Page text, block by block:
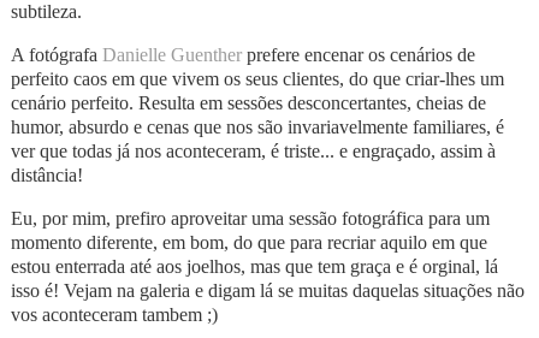
subtileza.
A fotógrafa Danielle Guentherprefere encenar os cenários de
perfeito caos em que vivem os seus clientes, do que criar-lhes um
cenário perfeito. Resulta em sessões desconcertantes, cheias de
humor, absurdo e cenas que nos são invariavelmente familiares, é
ver que todas já nos aconteceram, é triste... e engraçado, assim à
distância!
Eu, por mim, prefiro aproveitar uma sessão fotográfica para um
momento diferente, em bom, do que para recriar aquilo em que
estou enterrada até aos joelhos, mas que tem graça e é orginal, lá
isso é! Vejam na galeria e digam lá se muitas daquelas situações não
vos aconteceram tambem ;)